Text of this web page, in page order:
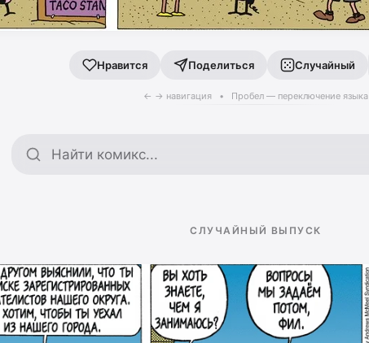
Нравится Поделиться Случайный
← → навигация • Пробел — переключение языка
Поиск по архиву
СЛУЧАЙНЫЙ ВЫПУСК